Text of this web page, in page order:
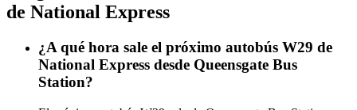
de National Express
¿A qué hora sale el próximo autobús W29 de
National Express desde Queensgate Bus
Station?